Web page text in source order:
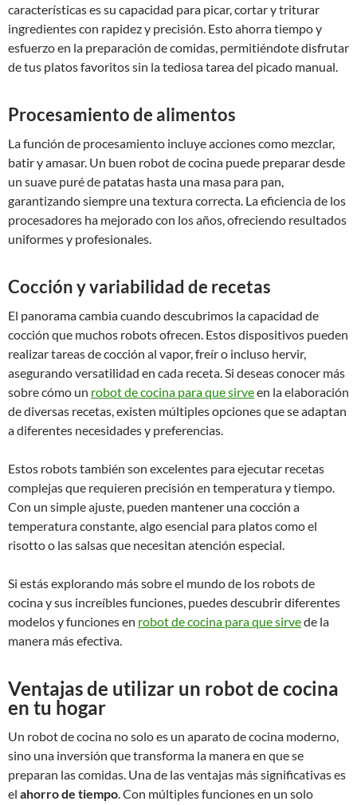
características es su capacidad para picar, cortar y triturar
ingredientes con rapidez y precisión. Esto ahorra tiempo y
esfuerzo en la preparación de comidas, permitiéndote disfrutar
de tus platos favoritos sin la tediosa tarea del picado manual.
Procesamiento de alimentos
La función de procesamiento incluye acciones como mezclar,
batir y amasar. Un buen robot de cocina puede preparar desde
un suave puré de patatas hasta una masa para pan,
garantizando siempre una textura correcta. La eficiencia de los
procesadores ha mejorado con los años, ofreciendo resultados
uniformes y profesionales.
Cocción y variabilidad de recetas
El panorama cambia cuando descubrimos la capacidad de
cocción que muchos robots ofrecen. Estos dispositivos pueden
realizar tareas de cocción al vapor, freír o incluso hervir,
asegurando versatilidad en cada receta. Si deseas conocer más
sobre cómo un robot de cocina para que sirveen la elaboración
de diversas recetas, existen múltiples opciones que se adaptan
a diferentes necesidades y preferencias.
Estos robots también son excelentes para ejecutar recetas
complejas que requieren precisión en temperatura y tiempo.
Con un simple ajuste, pueden mantener una cocción a
temperatura constante, algo esencial para platos como el
risotto o las salsas que necesitan atención especial.
Si estás explorando más sobre el mundo de los robots de
cocina y sus increíbles funciones, puedes descubrir diferentes
modelos y funciones en robot de cocina para que sirvede la
manera más efectiva.
Ventajas de utilizar un robot de cocina
en tu hogar
Un robot de cocina no solo es un aparato de cocina moderno,
sino una inversión que transforma la manera en que se
preparan las comidas. Una de las ventajas más significativas es
el ahorro de tiempo. Con múltiples funciones en un solo